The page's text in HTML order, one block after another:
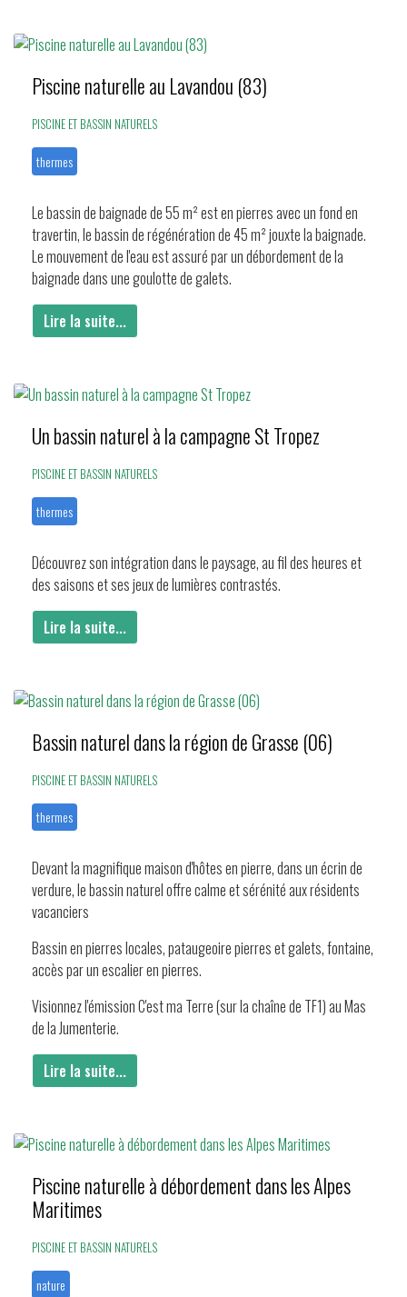
Piscine naturelle au Lavandou (83)
PISCINE ET BASSIN NATURELS
thermes
Le bassin de baignade de 55 m² est en pierres avec un fond en
travertin, le bassin de régénération de 45 m² jouxte la baignade.
Le mouvement de l'eau est assuré par un débordement de la
baignade dans une goulotte de galets.
Lire la suite...
Un bassin naturel à la campagne St Tropez
PISCINE ET BASSIN NATURELS
thermes
Découvrez son intégration dans le paysage, au fil des heures et
des saisons et ses jeux de lumières contrastés.
Lire la suite...
Bassin naturel dans la région de Grasse (06)
PISCINE ET BASSIN NATURELS
thermes
Devant la magnifique maison d'hôtes en pierre, dans un écrin de
verdure, le bassin naturel offre calme et sérénité aux résidents
vacanciers
Bassin en pierres locales, pataugeoire pierres et galets, fontaine,
accès par un escalier en pierres.
Visionnez l'émission C'est ma Terre (sur la chaîne de TF1) au Mas
de la Jumenterie.
Lire la suite...
Piscine naturelle à débordement dans les Alpes
Maritimes
PISCINE ET BASSIN NATURELS
nature